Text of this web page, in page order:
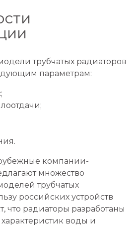
трубчатых радиаторов
параметрам:
компании-
множество
трубчатых
российских устройств
что радиаторы разработаны
воды и